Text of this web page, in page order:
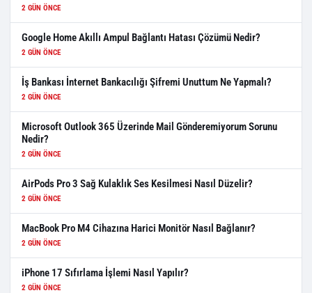
2 GÜN ÖNCE
Google Home Akıllı Ampul Bağlantı Hatası Çözümü Nedir?
2 GÜN ÖNCE
İş Bankası İnternet Bankacılığı Şifremi Unuttum Ne Yapmalı?
2 GÜN ÖNCE
Microsoft Outlook 365 Üzerinde Mail Gönderemiyorum Sorunu
Nedir?
2 GÜN ÖNCE
AirPods Pro 3 Sağ Kulaklık Ses Kesilmesi Nasıl Düzelir?
2 GÜN ÖNCE
MacBook Pro M4 Cihazına Harici Monitör Nasıl Bağlanır?
2 GÜN ÖNCE
iPhone 17 Sıfırlama İşlemi Nasıl Yapılır?
2 GÜN ÖNCE